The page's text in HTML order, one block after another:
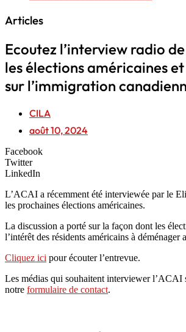
Articles
Ecoutez l’interview radio de
les élections américaines
sur l’immigration
CILA
août 10, 2024
Facebook
Twitter
LinkedIn
L’ACAI a récemment été interviewée par le
les prochaines élections américaines.
La discussion a porté sur la façon dont les
l’intérêt des résidents américains à déménager
Cliquez ici pour écouter l’entrevue.
Les médias qui souhaitent interviewer l’ACAI
notre formulaire de contact.